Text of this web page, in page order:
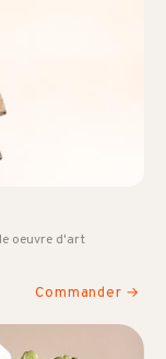
oeuvre d'art
Commander →